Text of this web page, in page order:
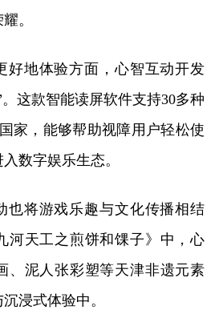
。
好地体验方面，心智互动开发
这款智能读屏软件支持30多种
家，能够帮助视障用户轻松使
数字娱乐生态。
也将游戏乐趣与文化传播相结
河天工之煎饼和馃子》中，心
、泥人张彩塑等天津非遗元素
浸式体验中。